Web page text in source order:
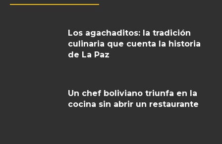
Los agachaditos: la tradición
culinaria que cuenta la historia
de La Paz
Un chef boliviano triunfa en la
cocina sin abrir un restaurante